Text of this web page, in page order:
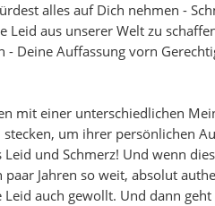
alles auf Dich nehmen -
Leid aus unserer Welt zu
Deine Auffassung vorn
mit einer unterschiedlichen
um ihrer persönlichen
und Schmerz! Und wenn
Jahren so weit, absolut
auch gewollt. Und dann